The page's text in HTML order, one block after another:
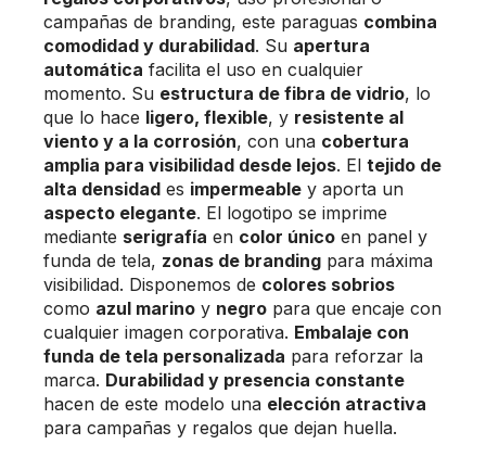
campañas de branding, este paraguas combina
comodidad y durabilidad. Su apertura
automática facilita el uso en cualquier
momento. Su estructura de fibra de vidrio, lo
que lo hace ligero, flexible, y resistente al
viento y a la corrosión, con una cobertura
amplia para visibilidad desde lejos. El tejido de
alta densidad es impermeable y aporta un
aspecto elegante. El logotipo se imprime
mediante serigrafía en color único en panel y
funda de tela, zonas de branding para máxima
visibilidad. Disponemos de colores sobrios
como azul marino y negro para que encaje con
cualquier imagen corporativa. Embalaje con
funda de tela personalizada para reforzar la
marca. Durabilidad y presencia constante
hacen de este modelo una elección atractiva
para campañas y regalos que dejan huella.